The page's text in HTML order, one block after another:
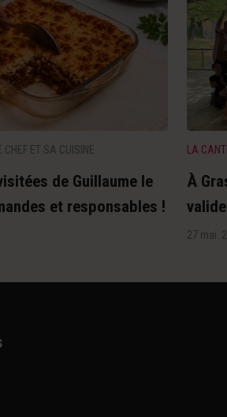
CHEF ET SA CUISINE
de Guillaume le
et responsables !
LA
À
27 mai.